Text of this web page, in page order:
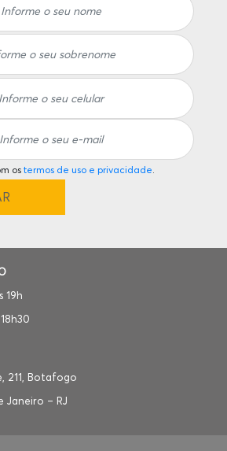
ostermos de uso e privacidade
19h
211, Botafogo
Janeiro – RJ